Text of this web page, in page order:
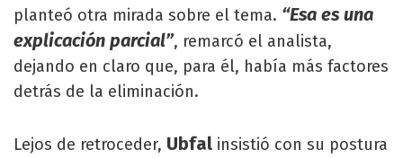
planteó otra mirada sobre el tema. “Esa es una
explicación parcial”, remarcó el analista,
dejando en claro que, para él, había más factores
detrás de la eliminación.
Lejos de retroceder, Ubfal insistió con su postura